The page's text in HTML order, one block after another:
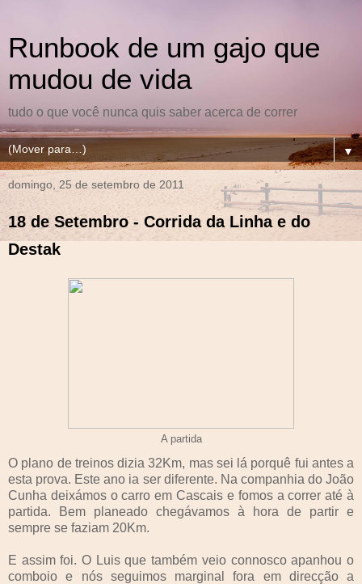
Runbook de um gajo que
mudou de vida
tudo o que você nunca quis saber acerca de correr
▼
domingo, 25 de setembro de 2011
18 de Setembro - Corrida da Linha e do
Destak
A partida
O plano de treinos dizia 32Km, mas sei lá porquê fui antes a
esta prova. Este ano ia ser diferente. Na companhia do João
Cunha deixámos o carro em Cascais e fomos a correr até à
partida. Bem planeado chegávamos à hora de partir e
sempre se faziam 20Km.
E assim foi. O Luis que também veio connosco apanhou o
comboio e nós seguimos marginal fora em direcção a